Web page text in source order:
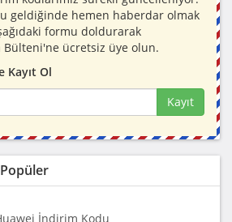
geldiğinde hemen haberdar olmak
formu doldurarak
ücretsiz üye olun.
Kayıt Ol
Kayıt
İndirim Kodu